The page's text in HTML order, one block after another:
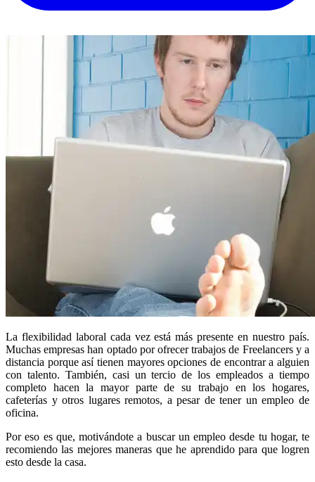
La flexibilidad laboral cada vez está más presente en nuestro país.
Muchas empresas han optado por ofrecer trabajos de Freelancers y a
distancia porque así tienen mayores opciones de encontrar a alguien
con talento. También, casi un tercio de los empleados a tiempo
completo hacen la mayor parte de su trabajo en los hogares,
cafeterías y otros lugares remotos, a pesar de tener un empleo de
oficina.
Por eso es que, motivándote a buscar un empleo desde tu hogar, te
recomiendo las mejores maneras que he aprendido para que logren
esto desde la casa.